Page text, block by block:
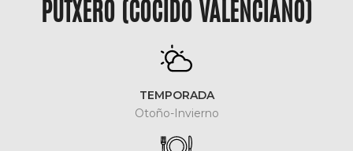
PUTXERO (COCIDO VALENCIANO)
TEMPORADA
Otoño-Invierno